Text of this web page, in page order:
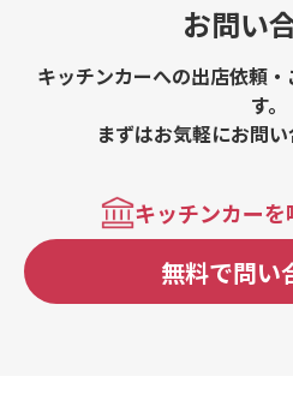
お問い
キッチンカーへの出店依頼
す。
まずはお気軽にお問い
キッチンカー
無料で問い